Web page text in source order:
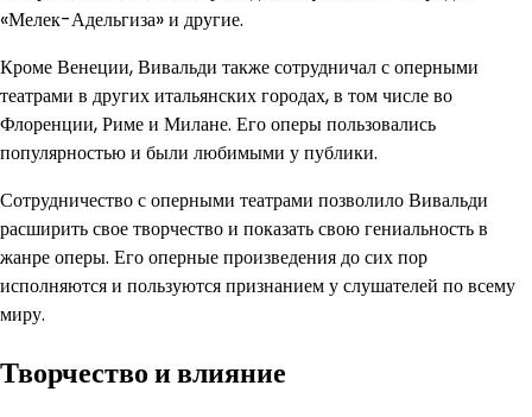
«Мелек-Адельгиза» и другие.
Кроме Венеции, Вивальди также сотрудничал с оперными
театрами в других итальянских городах, в том числе во
Флоренции, Риме и Милане. Его оперы пользовались
популярностью и были любимыми у публики.
Сотрудничество с оперными театрами позволило Вивальди
расширить свое творчество и показать свою гениальность в
жанре оперы. Его оперные произведения до сих пор
исполняются и пользуются признанием у слушателей по всему
миру.
Творчество и влияние